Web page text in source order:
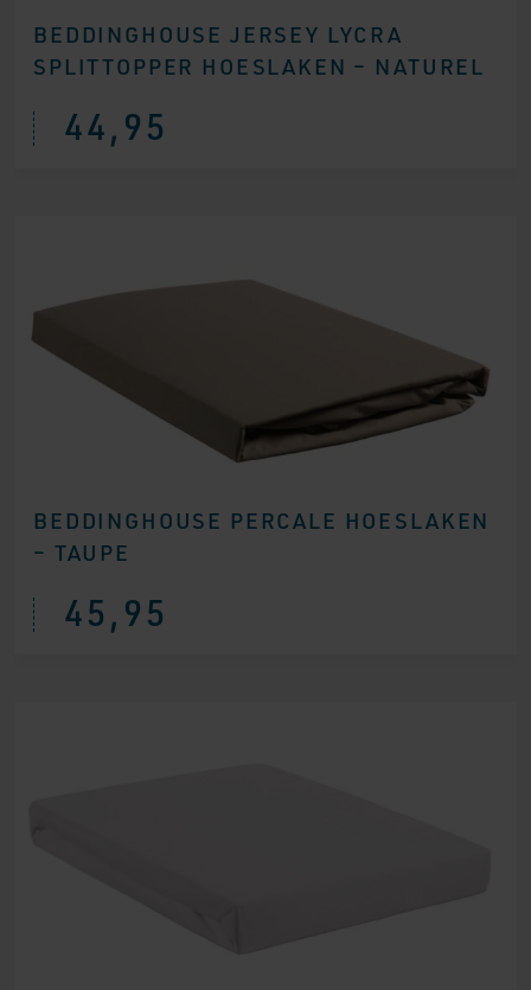
BEDDINGHOUSE JERSEY LYCRA
SPLITTOPPER HOESLAKEN – NATUREL
44,95
BEDDINGHOUSE PERCALE HOESLAKEN
– TAUPE
45,95